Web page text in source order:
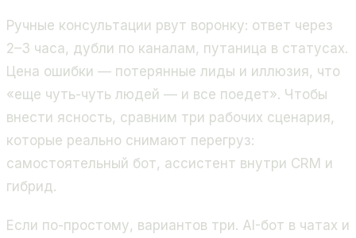
Ручные консультации рвут воронку: ответ через
2–3 часа, дубли по каналам, путаница в статусах.
Цена ошибки — потерянные лиды и иллюзия, что
«еще чуть-чуть людей — и все поедет». Чтобы
внести ясность, сравним три рабочих сценария,
которые реально снимают перегруз:
самостоятельный бот, ассистент внутри CRM и
гибрид.
Если по-простому, вариантов три. AI-бот в чатах и